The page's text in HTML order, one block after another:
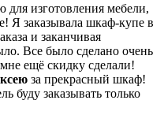
изготовления мебели,
Я заказывала шкаф-купе в
и заканчивая
Все было сделано очень
ещё скидку сделали!
за прекрасный шкаф!
буду заказывать только